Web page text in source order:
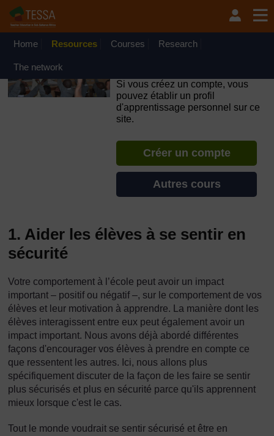
Passer au contenu principal
OpenLearn Create will be unavailable on Wednesday 12
August 2026 from 8am to 10.30am (GMT) due to routine
Home Resources Courses Research
The network
Si vous créez un compte, vous
pouvez établir un profil
d'apprentissage personnel sur ce
site.
Créer un compte
Autres cours
1. Aider les élèves à se sentir en
sécurité
Votre comportement à l’école peut avoir un impact
important – positif ou négatif –, sur le comportement de vos
élèves et leur motivation à apprendre. La manière dont les
élèves interagissent entre eux peut également avoir un
impact important. Nous avons déjà abordé différentes
façons d'encourager vos élèves à prendre en compte ce
que ressentent les autres. Ici, nous allons plus
spécifiquement discuter de la façon de les faire se sentir
plus sécurisés et plus en sécurité parce qu'ils apprennent
mieux lorsque c'est le cas.
Tout le monde voudrait se sentir sécurisé et être en